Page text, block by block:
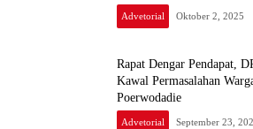
Advetorial Oktober 2, 2025
Rapat Dengar Pendapat,
Kawal Permasalahan
Poerwodadie
Advetorial September 23,